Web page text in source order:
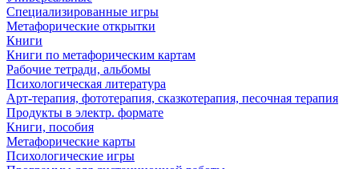
Специализированные игры
Метафорические открытки
Книги
Книги по метафорическим картам
Рабочие тетради, альбомы
Психологическая литература
Арт-терапия, фототерапия, сказкотерапия, песочная терапия
Продукты в электр. формате
Книги, пособия
Метафорические карты
Психологические игры